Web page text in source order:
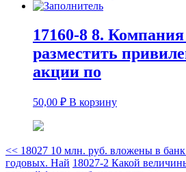
17160-8 8. Компания
разместить
акции по
50,00 ₽ В корзину
<< 18027 10 млн. руб. вложены в
годовых. Най 18027-2 Какой